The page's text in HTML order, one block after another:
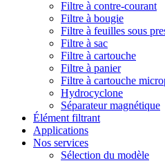
Filtre à contre-courant
Filtre à bougie
Filtre à feuilles sous
Filtre à sac
Filtre à cartouche
Filtre à panier
Filtre à cartouche
Hydrocyclone
Séparateur magnétique
Élément filtrant
Applications
Nos services
Sélection du modèle